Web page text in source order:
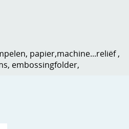
papier,machine...reliëf ,
embossingfolder,